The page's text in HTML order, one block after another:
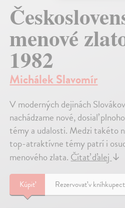
menové
1982
Michálek Slavomír
V moderných dejinách
nachádzame nové, dosiaľ
témy a udalosti. Medzi takéto
top-atraktívne témy patrí i
menového zlata.Čítať ďalej↓
Kúpiť Rezervovať v